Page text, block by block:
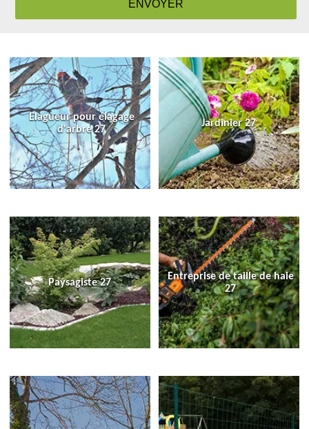
Elagueur pour élagage
d'arbre 27
Jardinier 27
Paysagiste 27
Entreprise de taille de haie
27